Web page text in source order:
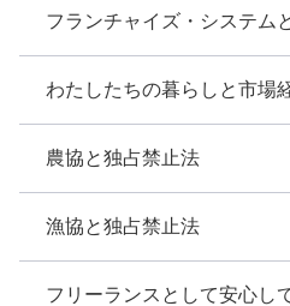
フランチャイズ・システム
わたしたちの暮らしと市場
農協と独占禁止法
漁協と独占禁止法
フリーランスとして安心し